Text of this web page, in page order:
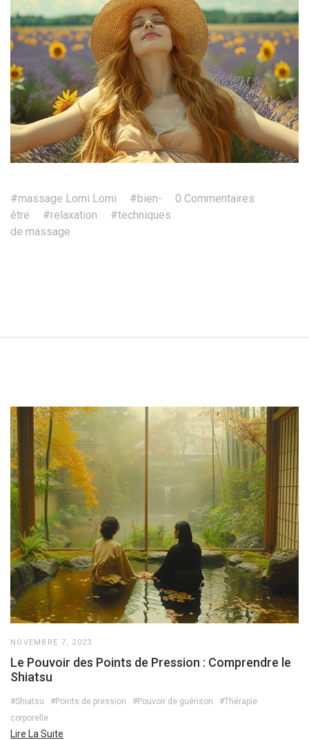
#massage Lomi Lomi
#bien-
être
#relaxation
#techniques
de massage
0 Commentaires
NOVEMBRE 7, 2023
Le Pouvoir des Points de Pression : Comprendre le
Shiatsu
#Shiatsu #Points de pression #Pouvoir de guérison
#Thérapie
corporelle
Lire La Suite